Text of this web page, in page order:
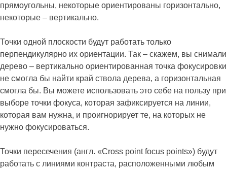
прямоугольны, некоторые ориентированы горизонтально,
некоторые – вертикально.
Точки одной плоскости будут работать только
перпендикулярно их ориентации. Так – скажем, вы снимали
дерево – вертикально ориентированная точка фокусировки
не смогла бы найти край ствола дерева, а горизонтальная
смогла бы. Вы можете использовать это себе на пользу при
выборе точки фокуса, которая зафиксируется на линии,
которая вам нужна, и проигнорирует те, на которых не
нужно фокусироваться.
Точки пересечения (англ. «Cross point focus points») будут
работать с линиями контраста, расположенными любым